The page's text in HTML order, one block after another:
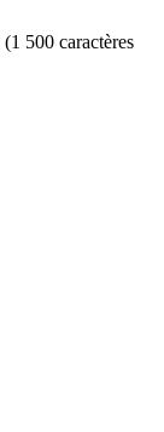
(1 500 caractères